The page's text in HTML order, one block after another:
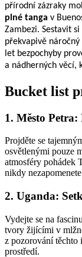
přírodní zázraky
plné tanga v
Zambezi. Sestavit si
překvapivě
let bezpochyby
a nádherných věcí,
Bucket list
1. Město
Projděte se
osvětlenými pouze
atmosféry pohádek
nikdy
2. Uganda:
Vydejte se na
tvory žijícími v
z pozorování těchto
prostředí.